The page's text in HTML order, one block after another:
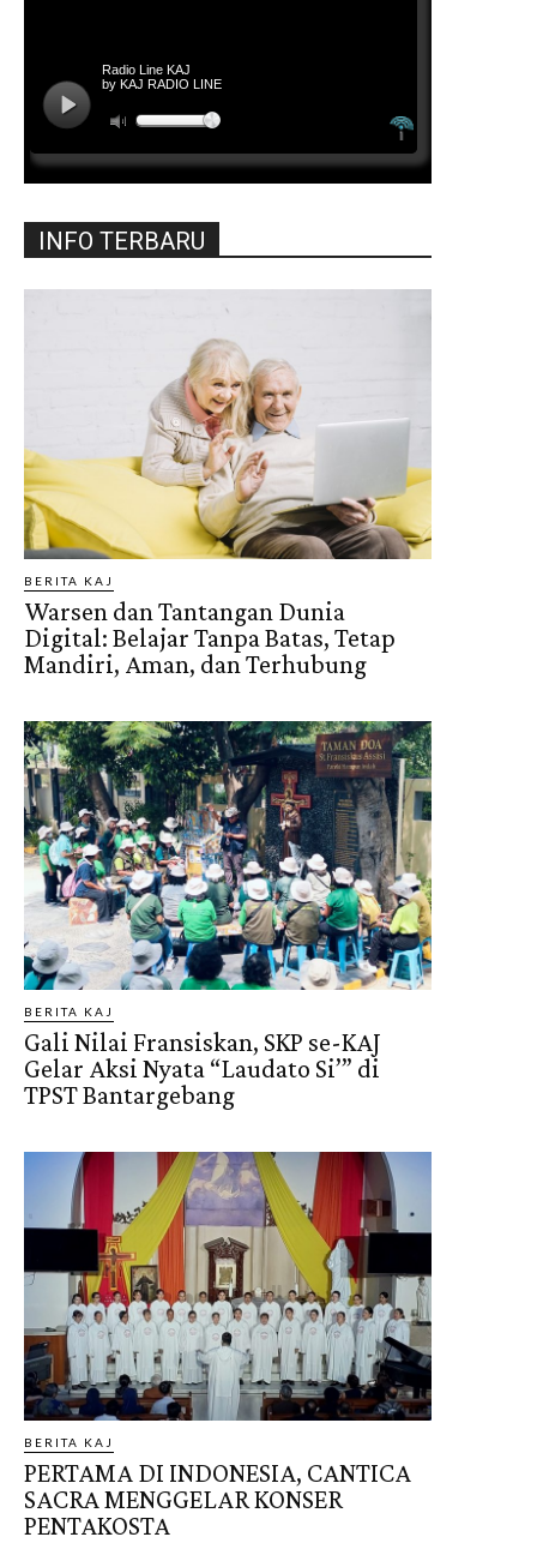
INFO TERBARU
BERITA KAJ
Warsen dan Tantangan Dunia
Digital: Belajar Tanpa Batas, Tetap
Mandiri, Aman, dan Terhubung
BERITA KAJ
Gali Nilai Fransiskan, SKP se-KAJ
Gelar Aksi Nyata “Laudato Si’” di
TPST Bantargebang
BERITA KAJ
PERTAMA DI INDONESIA, CANTICA
SACRA MENGGELAR KONSER
PENTAKOSTA